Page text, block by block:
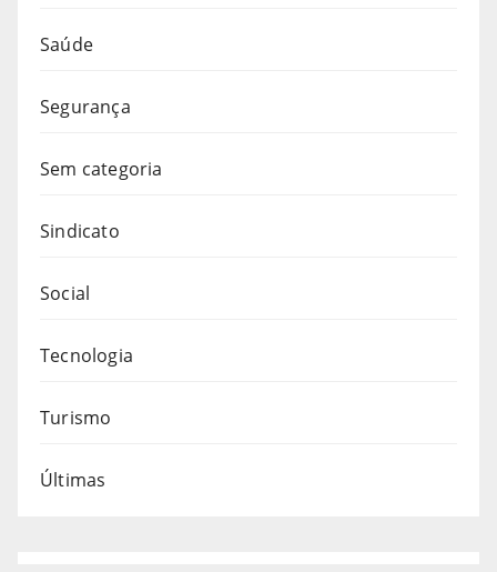
Saúde
Segurança
Sem categoria
Sindicato
Social
Tecnologia
Turismo
Últimas